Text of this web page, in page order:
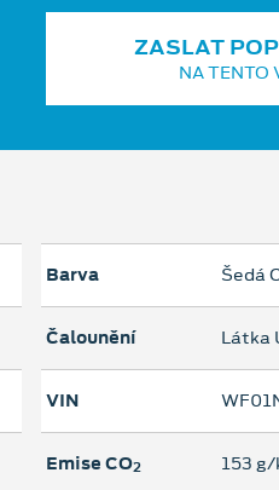
ZASLAT
NA TENTO
Barva Šedá
Čalounění
VIN
Emise CO2 153